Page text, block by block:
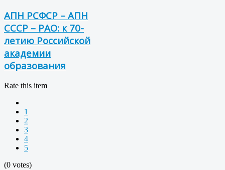
АПН РСФСР – АПН
СССР – РАО: к 70-
летию Российской
академии
образования
Rate this item
1
2
3
4
5
(0 votes)